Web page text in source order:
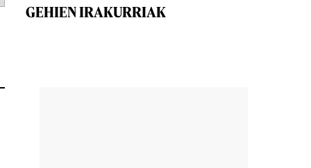
GEHIEN IRAKURRIAK